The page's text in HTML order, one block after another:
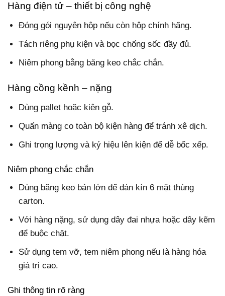
Hàng điện tử – thiết bị công nghệ
Đóng gói nguyên hộp nếu còn hộp chính hãng.
Tách riêng phụ kiện và bọc chống sốc đầy đủ.
Niêm phong bằng băng keo chắc chắn.
Hàng cồng kềnh – nặng
Dùng pallet hoặc kiện gỗ.
Quấn màng co toàn bộ kiện hàng để tránh xê dịch.
Ghi trọng lượng và ký hiệu lên kiện để dễ bốc xếp.
Niêm phong chắc chắn
Dùng băng keo bản lớn để dán kín 6 mặt thùng
carton.
Với hàng nặng, sử dụng dây đai nhựa hoặc dây kẽm
để buộc chặt.
Sử dụng tem vỡ, tem niêm phong nếu là hàng hóa
giá trị cao.
Ghi thông tin rõ ràng